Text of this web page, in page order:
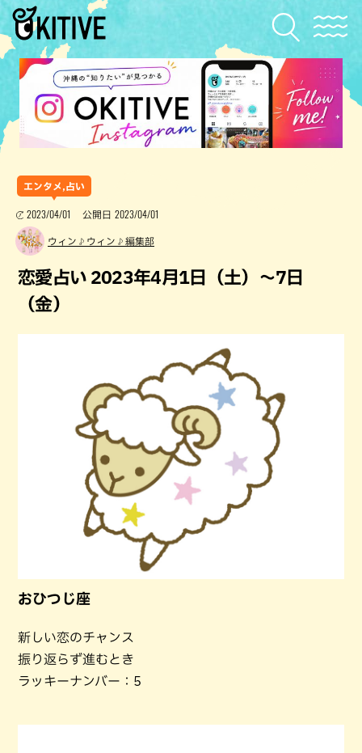
エンタメ,占い
2023/04/01 公開日 2023/04/01
ウィン♪ウィン♪編集部
恋愛占い 2023年4月1日（土）～7日
（金）
おひつじ座
新しい恋のチャンス
振り返らず進むとき
ラッキーナンバー：5